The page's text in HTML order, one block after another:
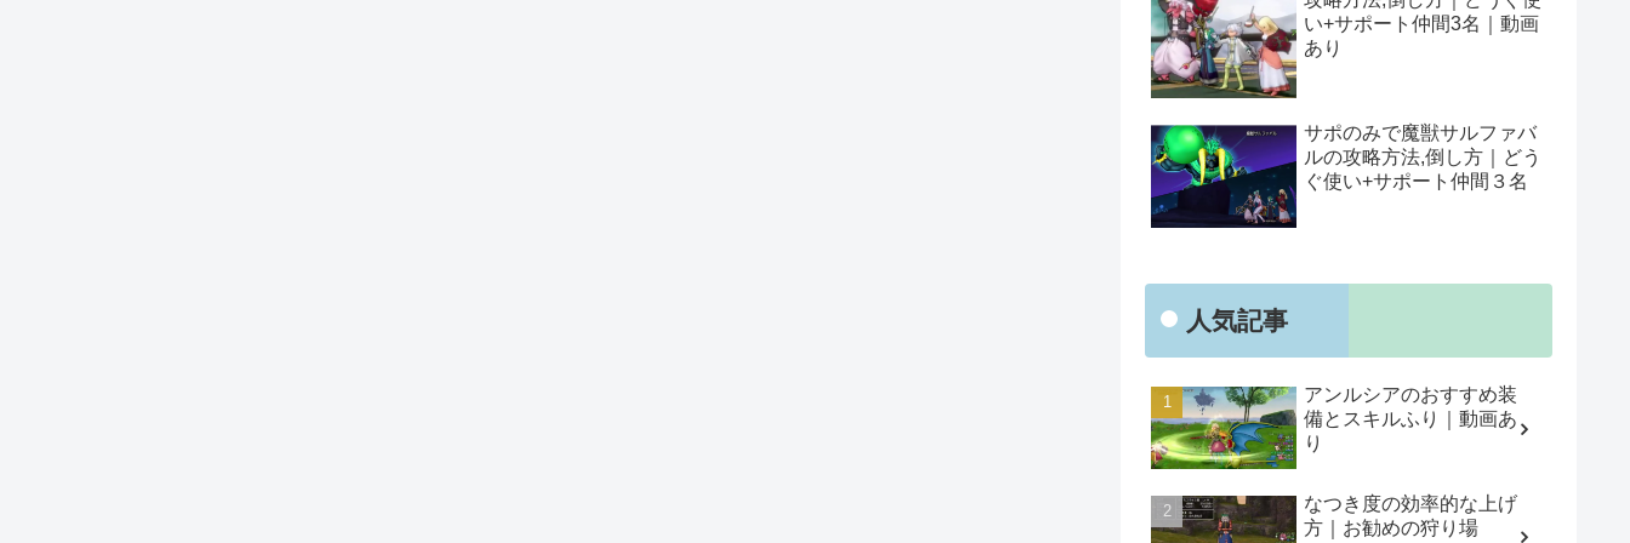
い+サポート仲間3名｜動画
あり
サポのみで魔獣サルファバ
ルの攻略方法,倒し方｜どう
ぐ使い+サポート仲間３名
人気記事
アンルシアのおすすめ装
備とスキルふり｜動画あ
り
なつき度の効率的な上げ
方｜お勧めの狩り場